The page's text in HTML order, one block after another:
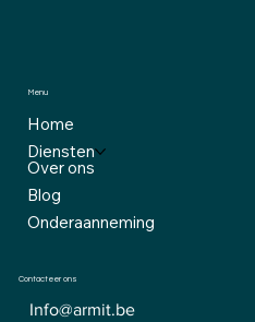
Menu
Home
Diensten
Over ons
Blog
Onderaanneming
Contacteer ons
Info@armit.be